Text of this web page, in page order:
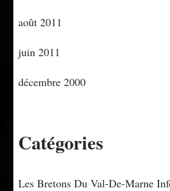
août 2011
juin 2011
décembre 2000
Catégories
Les Bretons Du Val-De-Marne